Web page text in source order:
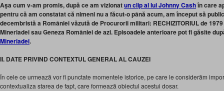
Aşa cum v-am promis, după ce am vizionatun clip al lui Johnny Cashîn care
pentru că am constatat că nimeni nu a făcut-o până acum, am început să
decembristă a României văzută de Procurorii militari: RECHIZITORIUL de
Mineriadei sau Geneza României de azi. Episoadele anterioare pot fi găsite
Mineriadei.
II. DATE PRIVIND CONTEXTUL GENERAL AL CAUZEI
În cele ce urmează vor fi punctate momentele istorice, pe care le considerăm
contextualiza starea de fapt, care formează obiectul acestui dosar.